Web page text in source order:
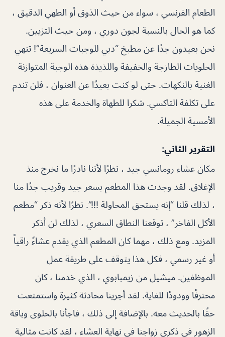
الطعام الفرنسي ، سواء من حيث الذوق أو الطهي الدقيق ،
كما هو الحال بالنسبة لجون دوري ، ومن حيث التزيين.
نحن بعيدون جدًا عن مطبخ “دبي للوجبات السريعة”! تنهي
الحلويات الطازجة والخفيفة واللذيذة هذه الوجبة المتوازنة
الغنية بالنكهات. حتى لو كنت بعيدًا عن العنوان ، فلن تندم
على تكلفة التاكسي. شكرا للطهاة والخدمة على هذه
الأمسية الجميلة.
التقرير الثاني:
مكان عشاء رومانسي جيد ، نظرًا لأننا نادرًا ما نخرج منذ
الإغلاق. لقد وجدت هذا المطعم بسعر جيد وقريب جدًا منا
، لذلك قلنا “إنه يستحق المحاولة !!!”. نظرًا لأنه ذكر “مطعم
الأكل الفاخر” ، توقعنا النطاق السعري ، لذلك لن أذكر
المزيد. ومع ذلك ، مهما كان المطعم الذي يقدم عشاءً راقياً
أو غير رسمي ، فكل هذا يتوقف على طريقة عمل
الموظفين. ميشيل من زيمبابوي ، الذي خدمنا ، كان
محترفًا وودودًا للغاية. لقد أجرينا محادثة كثيرة واستمتعت
حقًا بالحديث معه. بالإضافة إلى ذلك ، فاجأنا بالحلوى وباقة
الزهور في ذكرى زواجنا في نهاية العشاء ، لقد كانت مثالية